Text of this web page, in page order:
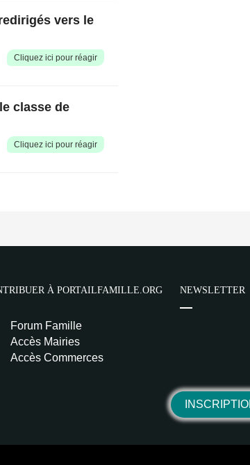
vers le
Cliquez ici pour réagir️
classe de
Cliquez ici pour réagir️
À PORTAILFAMILLE.ORG
Forum Famille
Accès Mairies
Accès Commerces
NEWSLETTER